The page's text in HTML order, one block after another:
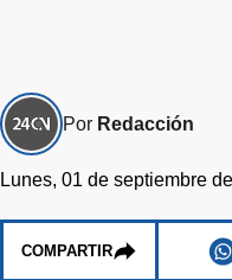
Por Redacción
Lunes, 01 de septiembre
COMPARTIR